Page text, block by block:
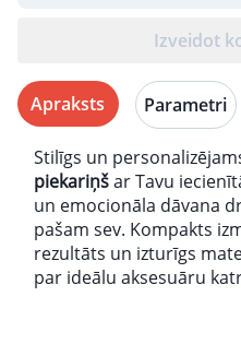
Izveidot
Apraksts Parametri
Stilīgs un
piekariņšar Tavu
un emocionāla dāvana
pašam sev. Kompakts
rezultāts un izturīgs
par ideālu aksesuāru